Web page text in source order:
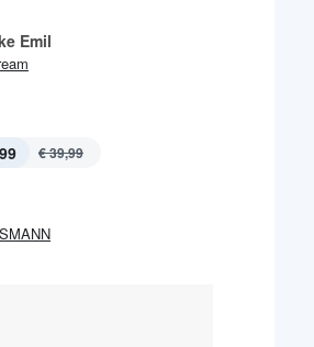
Emil
€ 39,99